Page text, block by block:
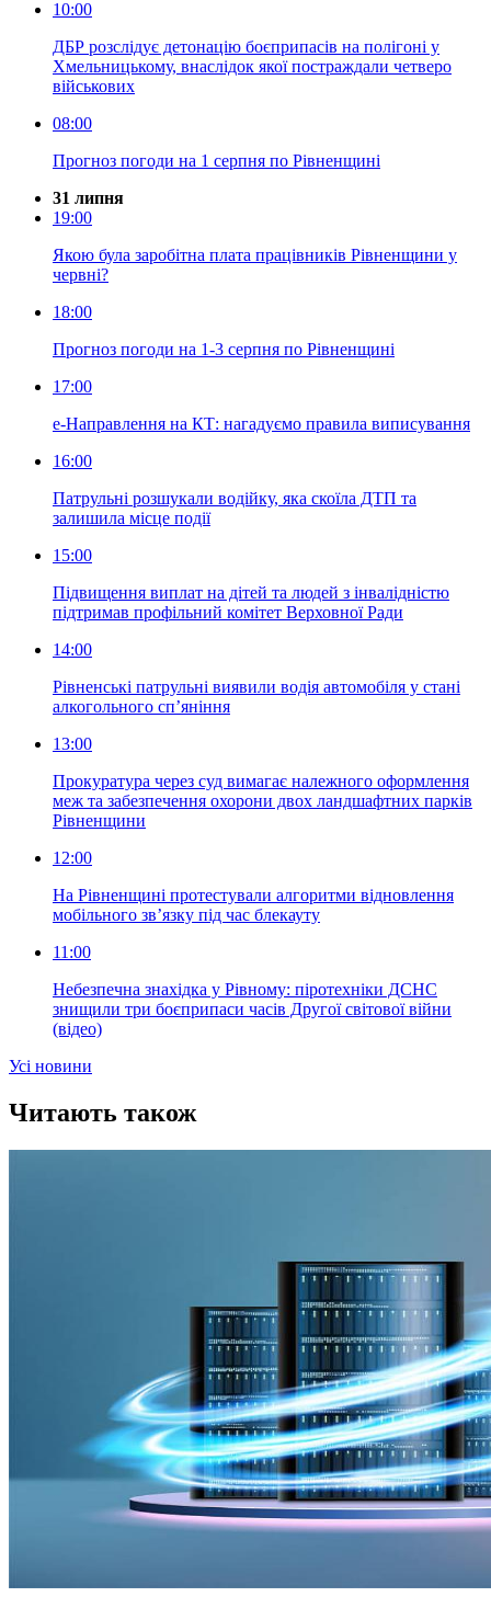
10:00
ДБР розслідує детонацію боєприпасів на полігоні у
Хмельницькому, внаслідок якої постраждали четверо
військових
08:00
Прогноз погоди на 1 серпня по Рівненщині
31 липня
19:00
Якою була заробітна плата працівників Рівненщини у
червні?
18:00
Прогноз погоди на 1-3 серпня по Рівненщині
17:00
е-Направлення на КТ: нагадуємо правила виписування
16:00
Патрульні розшукали водійку, яка скоїла ДТП та
залишила місце події
15:00
Підвищення виплат на дітей та людей з інвалідністю
підтримав профільний комітет Верховної Ради
14:00
Рівненські патрульні виявили водія автомобіля у стані
алкогольного сп’яніння
13:00
Прокуратура через суд вимагає належного оформлення
меж та забезпечення охорони двох ландшафтних парків
Рівненщини
12:00
На Рівненщині протестували алгоритми відновлення
мобільного зв’язку під час блекауту
11:00
Небезпечна знахідка у Рівному: піротехніки ДСНС
знищили три боєприпаси часів Другої світової війни
(відео)
Усi новини
Читають також